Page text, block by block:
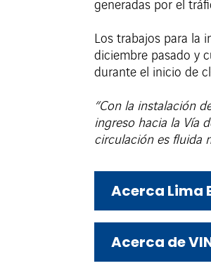
generadas por el
Los trabajos para la
diciembre pasado y
durante el inicio de
“Con la instalación
ingreso hacia la Vía
circulación es fluida
Acerca Lima
Acerca de